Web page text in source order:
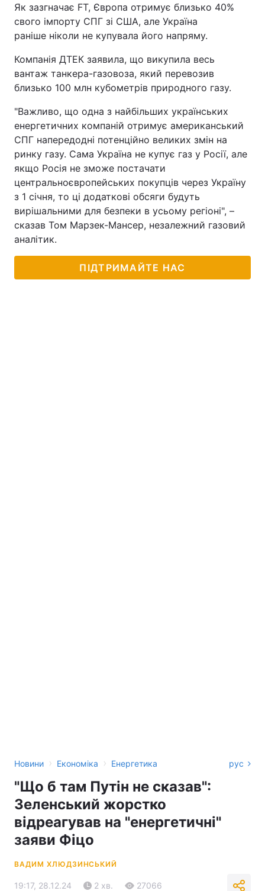
Як зазгначає FT, Європа отримує близько 40%
свого імпорту СПГ зі США, але Україна
раніше ніколи не купувала його напряму.
Компанія ДТЕК заявила, що викупила весь
вантаж танкера-газовоза, який перевозив
близько 100 млн кубометрів природного газу.
"Важливо, що одна з найбільших українських
енергетичних компаній отримує американський
СПГ напередодні потенційно великих змін на
ринку газу. Сама Україна не купує газ у Росії, але
якщо Росія не зможе постачати
центральноєвропейських покупців через Україну
з 1 січня, то ці додаткові обсяги будуть
вирішальними для безпеки в усьому регіоні", –
сказав Том Марзек-Мансер, незалежний газовий
аналітик.
ПІДТРИМАЙТЕ НАС
Новини › Економіка › Енергетика рус
"Що б там Путін не сказав":
Зеленський жорстко
відреагував на "енергетичні"
заяви Фіцо
ВАДИМ ХЛЮДЗИНСЬКИЙ
19:17, 28.12.24 2 хв. 27066